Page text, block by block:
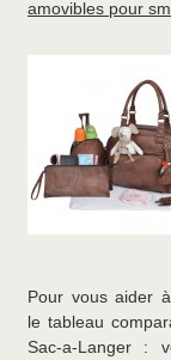
amovibles pour
Pour vous aider
le tableau
Sac-a-Langer :